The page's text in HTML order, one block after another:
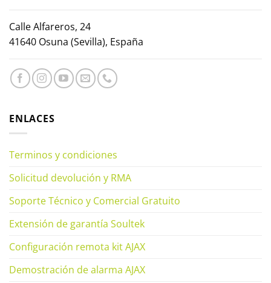
Calle Alfareros, 24
41640 Osuna (Sevilla), España
ENLACES
Terminos y condiciones
Solicitud devolución y RMA
Soporte Técnico y Comercial Gratuito
Extensión de garantía Soultek
Configuración remota kit AJAX
Demostración de alarma AJAX